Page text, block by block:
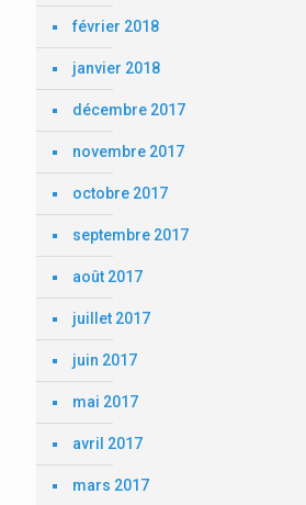
février 2018
janvier 2018
décembre 2017
novembre 2017
octobre 2017
septembre 2017
août 2017
juillet 2017
juin 2017
mai 2017
avril 2017
mars 2017